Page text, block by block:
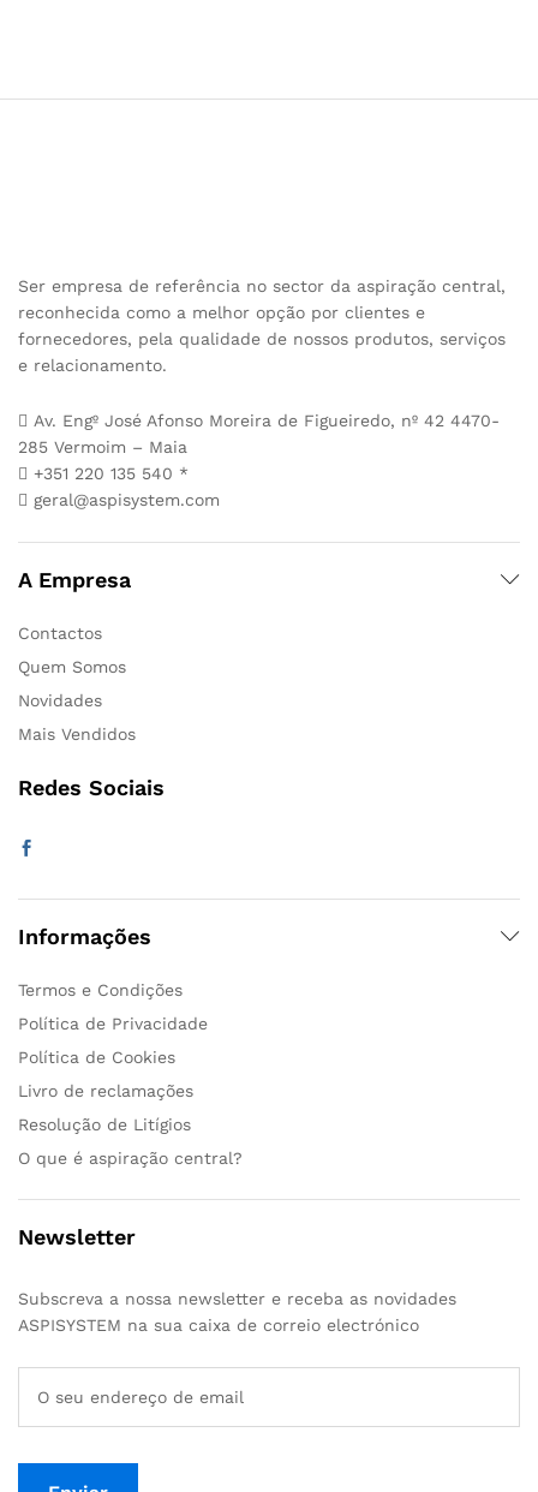
Ser empresa de referência no sector da aspiração central,
reconhecida como a melhor opção por clientes e
fornecedores, pela qualidade de nossos produtos, serviços
e relacionamento.
Av. Engº José Afonso Moreira de Figueiredo, nº 42 4470-
285 Vermoim – Maia
+351 220 135 540 *
geral@aspisystem.com
A Empresa
Contactos
Quem Somos
Novidades
Mais Vendidos
Redes Sociais
Informações
Termos e Condições
Política de Privacidade
Política de Cookies
Livro de reclamações
Resolução de Litígios
O que é aspiração central?
Newsletter
Subscreva a nossa newsletter e receba as novidades
ASPISYSTEM na sua caixa de correio electrónico